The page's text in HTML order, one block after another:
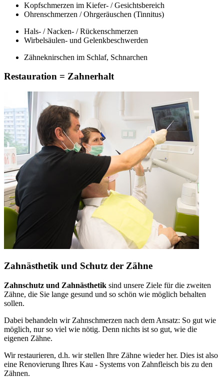
Kopfschmerzen im Kiefer- / Gesichtsbereich
Ohrenschmerzen / Ohrgeräuschen (Tinnitus)
Hals- / Nacken- / Rückenschmerzen
Wirbelsäulen- und Gelenkbeschwerden
Zähneknirschen im Schlaf, Schnarchen
Restauration = Zahnerhalt
Zahnästhetik und Schutz der Zähne
Zahnschutz und Zahnästhetik sind unsere Ziele für die zweiten
Zähne, die Sie lange gesund und so schön wie möglich behalten
sollen.
Dabei behandeln wir Zahnschmerzen nach dem Ansatz: So gut wie
möglich, nur so viel wie nötig. Denn nichts ist so gut, wie die
eigenen Zähne.
Wir restaurieren, d.h. wir stellen Ihre Zähne wieder her. Dies ist also
eine Renovierung Ihres Kau - Systems von Zahnfleisch bis zu den
Zähnen.